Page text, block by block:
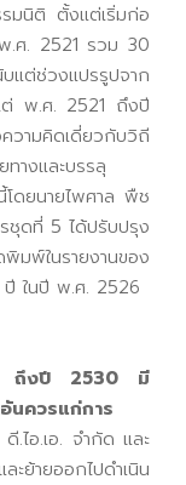
มนิติ ตั้งแต่เริ่มก่อ
.ศ. 2521 รวม 30
ต่ช่วงแปรรูปจาก
ต่ พ.ศ. 2521 ถึงปี
ามคิดเดี่ยวกับวิถี
ทางและบรรลุ
โดยนายไพศาล พืช
ชุดที่ 5 ได้ปรับปรุง
พ์ในรายงานของ
ปี ในปี พ.ศ. 2526
ถึงปี 2530 มี
นควรแก่การ
.ไอ.เอ. จำกัด และ
ายออกไปดำเนิน